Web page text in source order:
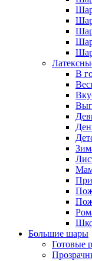
В
Большие шары
Готовые